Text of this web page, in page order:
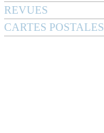
REVUES
CARTES POSTALES